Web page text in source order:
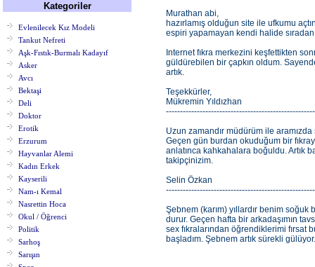
Kategoriler
Evlenilecek Kız Modeli
Tankut Nefreti
Aşk-Fıstık-Burmalı Kadayıf
Asker
Avcı
Bektaşi
Deli
Doktor
Erotik
Erzurum
Hayvanlar Alemi
Kadın Erkek
Kayserili
Nam-ı Kemal
Nasrettin Hoca
Okul / Öğrenci
Politik
Sarhoş
Sarışın
Murathan abi,
hazırlamış olduğun site ile ufkumu
espiri yapamayan kendi halide sıradan
Internet fıkra merkezini keşfettikten
güldürebilen bir çapkın oldum.
artık.
Teşekkürler,
Mükremin Yıldızhan
Uzun zamandır müdürüm ile
Geçen gün burdan okuduğum bir
anlatınca kahkahalara boğuldu. Artık
takipçinizim.
Selin Özkan
Şebnem (karım) yıllardır benim
durur. Geçen hafta bir arkadaşımın
sex fıkralarından öğrendiklerimi fırsat
başladım. Şebnem artık sürekli gülüyor.